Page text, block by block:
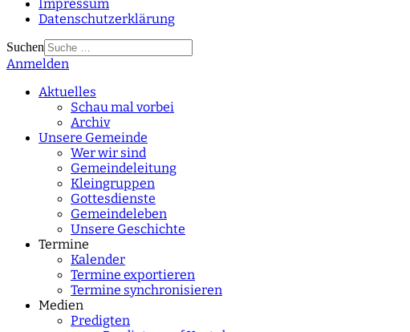
Impressum
Datenschutzerklärung
Suchen
Type 2 or more
Anmelden
Aktuelles
Schau mal vorbei
Archiv
Unsere Gemeinde
Wer wir sind
Gemeindeleitung
Kleingruppen
Gottesdienste
Gemeindeleben
Unsere Geschichte
Termine
Kalender
Termine exportieren
Termine synchronisieren
Medien
Predigten